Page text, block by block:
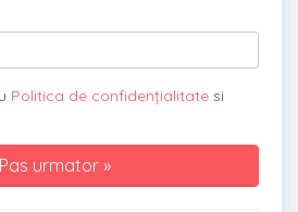
Politica de confidențialitate si